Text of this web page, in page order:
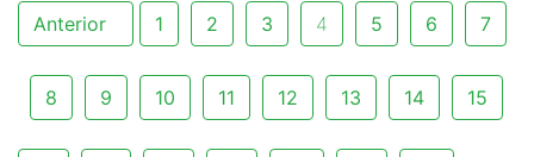
Anterior 1 2 3 4 5 6 7
8 9 10 11 12 13 14 15